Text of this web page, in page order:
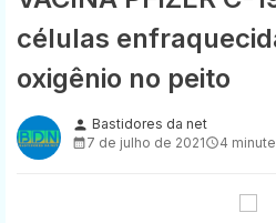
células
oxigênio no peito
person Bastidores da net
7 de julho de 2021
4